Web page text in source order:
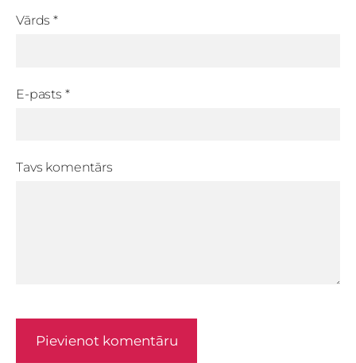
Vārds *
E-pasts *
Tavs komentārs